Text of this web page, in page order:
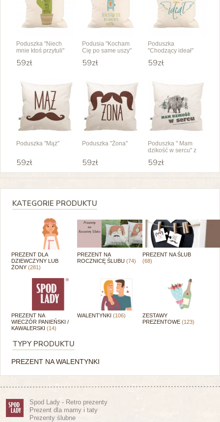
Poduszka "Niech
mnie ktoś przytuli"
59zł
Podusia "Kocham
Cię po same uszy"
59zł
Poduszka
"Chodzący ideał"
59zł
Poduszka "Mąż"
59zł
Poduszka "Żona"
59zł
Poduszka " Mam
dzikość w sercu" z
59zł
KATEGORIE PRODUKTU
PREZENT DLA
DZIEWCZYNY LUB
ŻONY (281)
PREZENT NA
ROCZNICĘ ŚLUBU (74)
PREZENT NA ŚLUB
(68)
PREZENT NA
WIECZÓR PANIEŃSKI /
KAWALERSKI (14)
WALENTYNKI (106)
ZESTAWY
PREZENTOWE(123)
TYPY PRODUKTU
PREZENT NA WALENTYNKI
Spod Lady - Retro prezenty
Prezent dla mamy i taty
Prezenty ślubne